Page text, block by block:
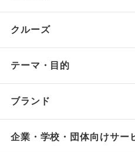
クルーズ
テーマ・目的
ブランド
企業・学校・団体向けサー